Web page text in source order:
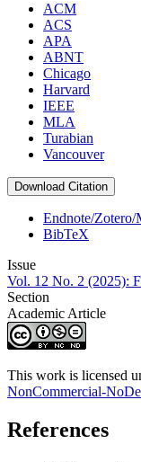
ACM
ACS
APA
ABNT
Chicago
Harvard
IEEE
MLA
Turabian
Vancouver
Download Citation
Endnote/
BibTeX
Issue
Vol. 12 No. 2 (2025):
Section
Academic Article
This work is licensed
NonCommercial-
References